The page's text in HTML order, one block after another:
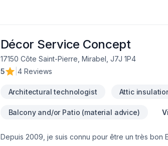
Décor Service Concept
17150 Côte Saint-Pierre, Mirabel, J7J 1P4
5
4 Reviews
Architectural technologist Attic
Balcony and/or Patio (material advice)
Depuis 2009, je suis connu pour être un très